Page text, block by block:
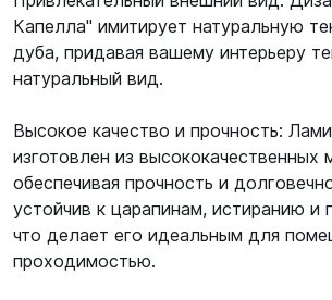
Капелла" имитирует натуральную
дуба, придавая вашему интерьеру
натуральный вид.
Высокое качество и прочность:
изготовлен из высококачественных
обеспечивая прочность и
устойчив к царапинам, истиранию и
что делает его идеальным для
проходимостью.